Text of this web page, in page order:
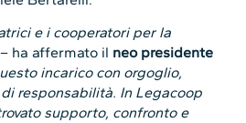
e i cooperatori per la
ha affermato il neo presidente
incarico con orgoglio,
responsabilità. In Legacoop
supporto, confronto e